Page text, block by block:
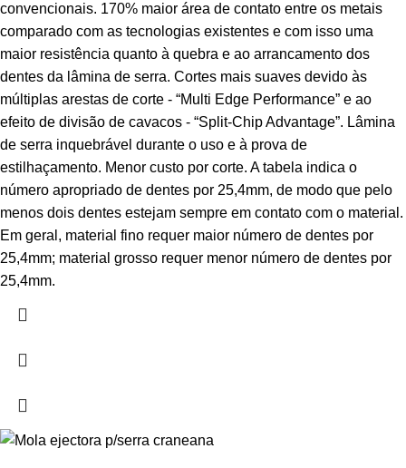
convencionais. 170% maior área de contato entre os metais
comparado com as tecnologias existentes e com isso uma
maior resistência quanto à quebra e ao arrancamento dos
dentes da lâmina de serra. Cortes mais suaves devido às
múltiplas arestas de corte - “Multi Edge Performance” e ao
efeito de divisão de cavacos - “Split-Chip Advantage”. Lâmina
de serra inquebrável durante o uso e à prova de
estilhaçamento. Menor custo por corte. A tabela indica o
número apropriado de dentes por 25,4mm, de modo que pelo
menos dois dentes estejam sempre em contato com o material.
Em geral, material fino requer maior número de dentes por
25,4mm; material grosso requer menor número de dentes por
25,4mm.